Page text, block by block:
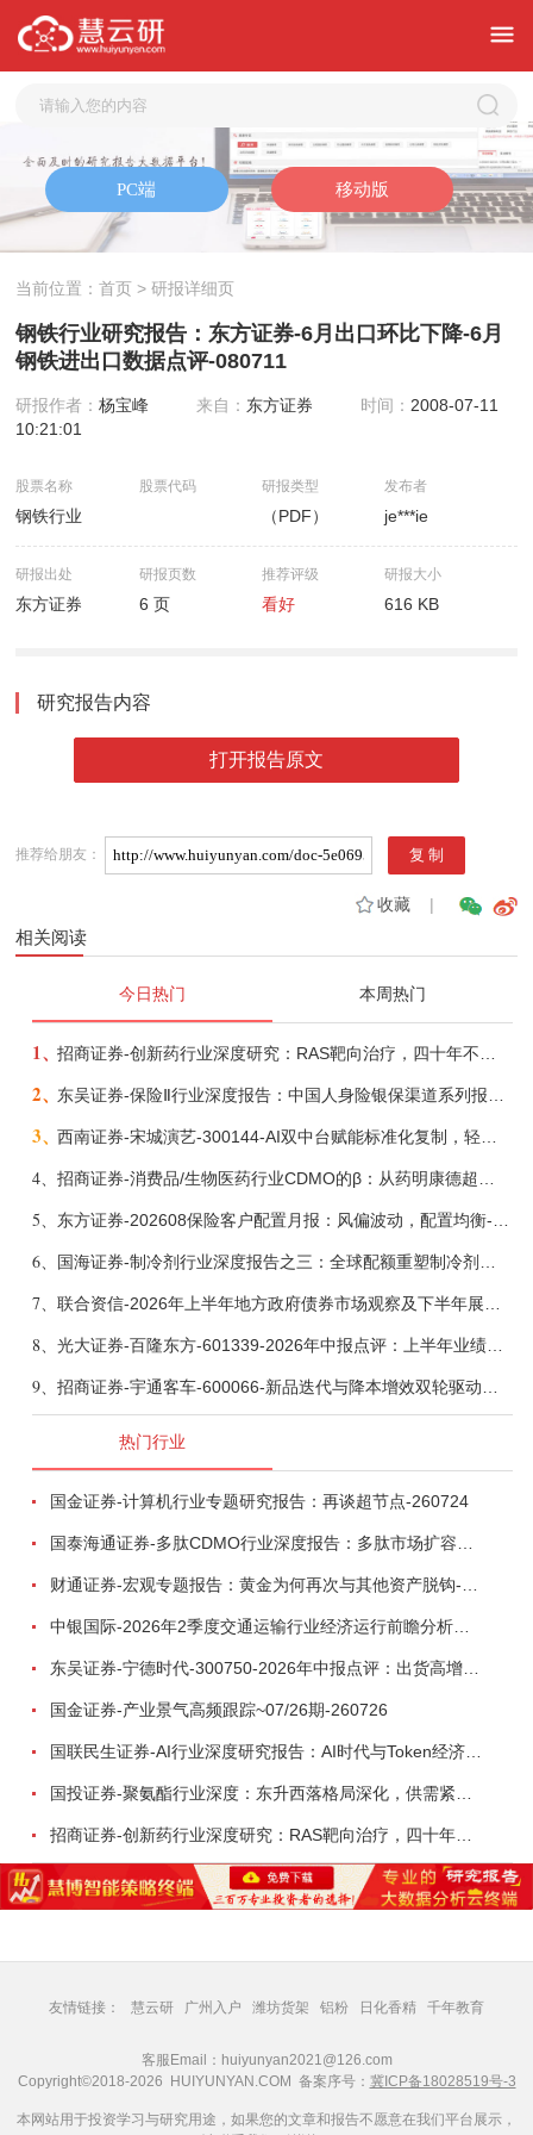
当前位置：首页 > 研报详细页
钢铁行业研究报告：东方证券-6月出口环比下降-6月
钢铁进出口数据点评-080711
研报作者：杨宝峰 来自： 东方证券 时间： 2008-07-11
10:21:01
股票名称
钢铁行业
股票代码 研报类型
（PDF）
发布者
je***ie
研报出处
东方证券
研报页数
6 页
推荐评级
看好
研报大小
616 KB
研究报告内容
打开报告原文
推荐给朋友：
收藏|
相关阅读
今日热门 本周热门
1、
2、
3、
4、
5、
6、
7、
8、 光大证券-百隆东方-601339-2026年中报点评：上半年业绩表现高增，国内外产能均有亮眼表现-260807
9、
热门行业
国金证券-计算机行业专题研究报告：再谈超节点-260724
中银国际-2026年2季度交通运输行业经济运行前瞻分析：地缘冲突致航运和航空景气度分化，交通基础设施板块总体呈现稳健特征-260724
东吴证券-宁德时代-300750-2026年中报点评：出货高增业绩稳健，回购彰显龙头信心-260726
国金证券-产业景气高频跟踪~07/26期-260726
国联民生证券-AI行业深度研究报告：AI时代与Token经济，从技术符号到数字石油-260801
招商证券-创新药行业深度研究：RAS靶向治疗，四十年不可成药的终结，与终结之后的治疗格局演化-260805
友情链接： 慧云研 广州入户 潍坊货架 铝粉 日化香精 千年教育
客服Email：huiyunyan2021@126.com
Copyright©2018-2026 HUIYUNYAN.COM 备案序号： 冀ICP备18028519号-3
本网站用于投资学习与研究用途，如果您的文章和报告不愿意在我们平台展示，